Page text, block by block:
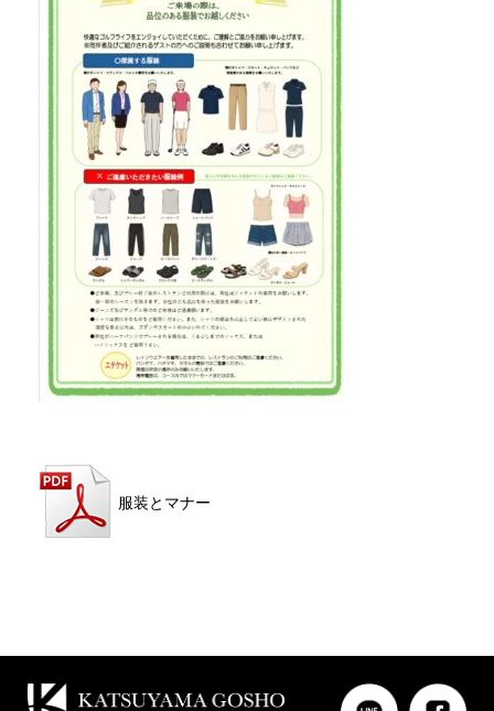
服装とマナー